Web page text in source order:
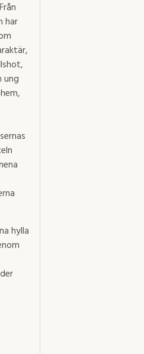
har
ung
hylla